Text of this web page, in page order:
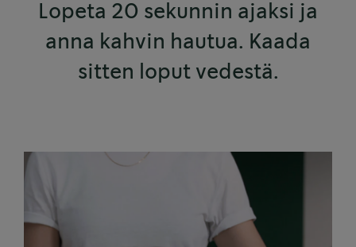
Lopeta 20 sekunnin ajaksi ja
anna kahvin hautua. Kaada
sitten loput vedestä.